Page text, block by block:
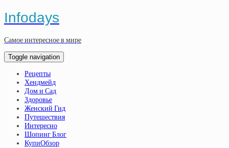
Infodays
Самое интересное в мире
Toggle navigation
Рецепты
Хендмейд
Дом и Сад
Здоровье
Женский Гид
Путешествия
Интересно
Шопинг Блог
КупиОбзор